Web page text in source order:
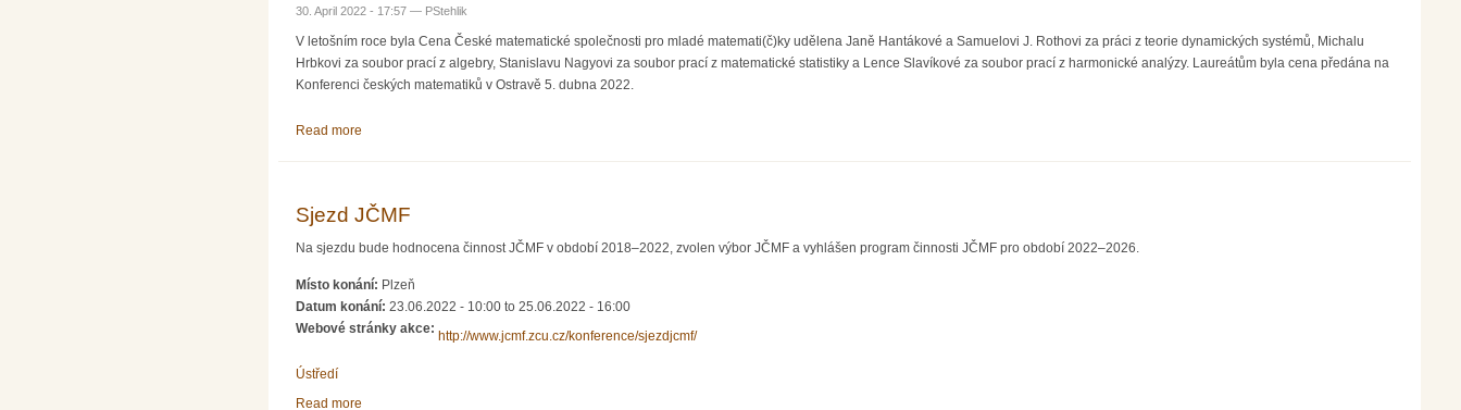
30. April 2022 - 17:57 — PStehlik
V letošním roce byla Cena České matematické společnosti pro mladé matemati(č)ky udělena Janě Hantákové a Samuelovi J. Rothovi za práci z teorie dynamických systémů, Michalu
Hrbkovi za soubor prací z algebry, Stanislavu Nagyovi za soubor prací z matematické statistiky a Lence Slavíkové za soubor prací z harmonické analýzy. Laureátům byla cena předána na
Konferenci českých matematiků v Ostravě 5. dubna 2022.
Read more
Sjezd JČMF
Na sjezdu bude hodnocena činnost JČMF v období 2018–2022, zvolen výbor JČMF a vyhlášen program činnosti JČMF pro období 2022–2026.
Místo konání: Plzeň
Datum konání: 23.06.2022 - 10:00 to 25.06.2022 - 16:00
Webové stránky akce:
http://www.jcmf.zcu.cz/konference/sjezdjcmf/
Ústředí
Read more